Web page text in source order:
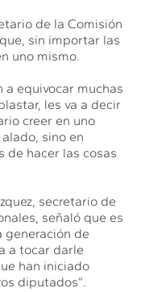
de la Comisión
sin importar las
uno mismo.
a equivocar muchas
les va a decir
creer en uno
sino en
de hacer las cosas
secretario de
señaló que es
generación de
a tocar darle
han iniciado
diputados”.